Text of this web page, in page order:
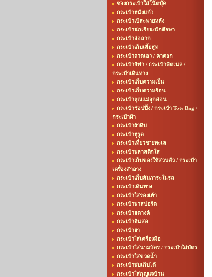
ซองกระเป๋าใส่โน๊ตบุ๊ค
กระเป๋าหนังแก้ว
กระเป๋าเป้สะพายหลัง
กระเป๋านักเรียน/นักศึกษา
กระเป๋าล้อลาก
กระเป๋าเก็บเสื้อสูท
กระเป๋าคาดเอว / คาดอก
กระเป๋ากีฬา / กระเป๋าฟิตเนส /
กระเป๋าเดินทาง
กระเป๋าเก็บความเย็น
กระเป๋าเก็บความร้อน
กระเป๋าคุณแม่ลูกอ่อน
กระเป๋าช้อปปิ้ง / กระเป๋า Tote Bag /
กระเป๋าผ้า
กระเป๋าผ้าดิบ
กระเป๋าหูรูด
กระเป๋าเที่ยวชายทะเล
กระเป๋าพลาสติกใส
กระเป๋าเก็บของใช้ส่วนตัว / กระเป๋า
เครื่องสำอาง
กระเป๋าเก็บสัมภาระในรถ
กระเป๋าเดินทาง
กระเป๋าใส่รองเท้า
กระเป๋าพาสปอร์ต
กระเป๋าสตางค์
กระเป๋าดินสอ
กระเป๋ายา
กระเป๋าใส่เครื่องมือ
กระเป๋าใส่นามบัตร / กระเป๋าใส่บัตร
กระเป๋าใส่ขวดน้ำ
กระเป๋าพับเก็บได้
กระเป๋าใส่กุญแจบ้าน